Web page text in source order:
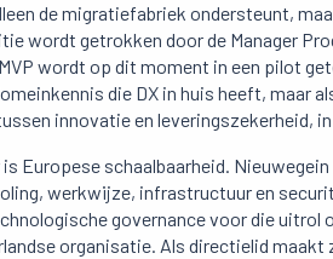
de migratiefabriek ondersteunt,
wordt getrokken door de Manager
wordt op dit moment in een pilot
die DX in huis heeft, maar
innovatie en leveringszekerheid,
Europese schaalbaarheid.
werkwijze, infrastructuur en
governance voor die uitrol
organisatie. Als directielid maakt